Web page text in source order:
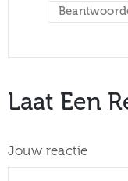
Laat Een
Jouw reactie